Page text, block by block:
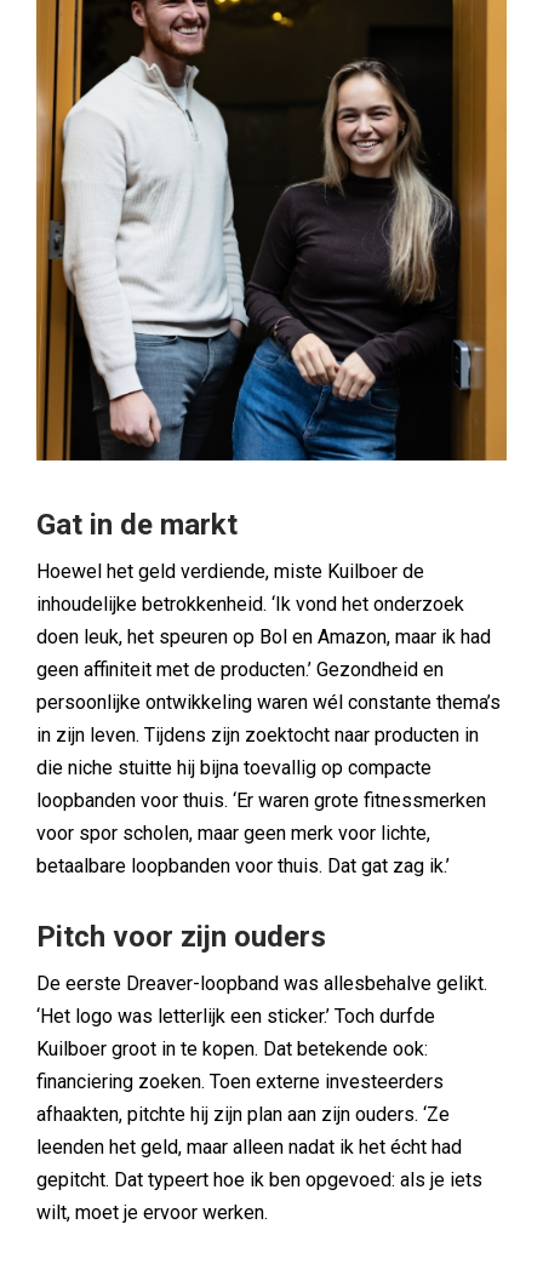
Gat in de markt
Hoewel het geld verdiende, miste Kuilboer de
inhoudelijke betrokkenheid. ‘Ik vond het onderzoek
doen leuk, het speuren op Bol en Amazon, maar ik had
geen affiniteit met de producten.’ Gezondheid en
persoonlijke ontwikkeling waren wél constante thema’s
in zijn leven. Tijdens zijn zoektocht naar producten in
die niche stuitte hij bijna toevallig op compacte
loopbanden voor thuis. ‘Er waren grote fitnessmerken
voor spor scholen, maar geen merk voor lichte,
betaalbare loopbanden voor thuis. Dat gat zag ik.’
Pitch voor zijn ouders
De eerste Dreaver-loopband was allesbehalve gelikt.
‘Het logo was letterlijk een sticker.’ Toch durfde
Kuilboer groot in te kopen. Dat betekende ook:
financiering zoeken. Toen externe investeerders
afhaakten, pitchte hij zijn plan aan zijn ouders. ‘Ze
leenden het geld, maar alleen nadat ik het écht had
gepitcht. Dat typeert hoe ik ben opgevoed: als je iets
wilt, moet je ervoor werken.